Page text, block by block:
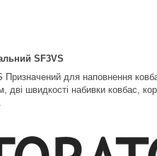
SF3VS
для наповнення
швидкості набивки ковбас,